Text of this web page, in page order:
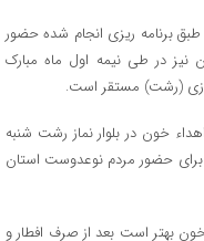
طبق برنامه‌ ریزی انجام شده حضور
نیز در طی نیمه اول ماه مبارک
خون در بلوار نماز رشت شنبه
تا چهارشنبه ۸:۳۰ تا ۱۲:۳۰و پنجشنبه ها ۸:۳۰ تا ۱۲ برای حضور مردم نوعدوست استان
بهتر است بعد از صرف افطار و